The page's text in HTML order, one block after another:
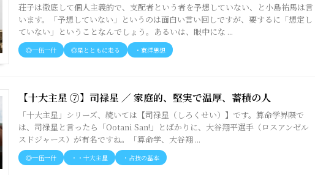
荘子は徹底して個人主義的で、支配者という者を予想していない、と小島祐馬は言
います。「予想していない」というのは面白い言い回しですが、要するに「想定し
ていない」ということなんでしょう。あるいは、眼中にな ...
◎一伍一什 ◎星とともに走る ・東洋思想
【十大主星 ⑦】司禄星 ／ 家庭的、堅実で温厚、蓄積の人
「十大主星」シリーズ、続いては【司禄星（しろくせい）】です。算命学界隈で
は、司禄星と言ったら「Ootani San!」とばかりに、大谷翔平選手（ロスアンゼル
スドジャース）が有名ですね。「算命学、大谷翔 ...
◎一伍一什 ・・十大主星 ・占技の基本